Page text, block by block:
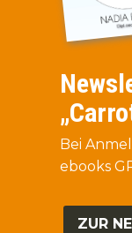
Bei
ebooks
ZUR